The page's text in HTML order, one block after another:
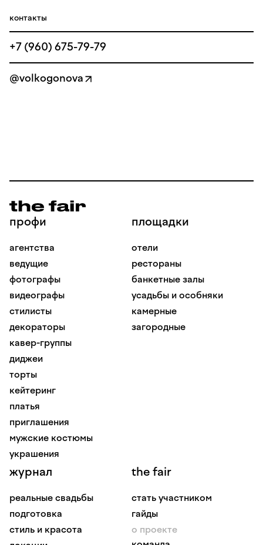
контакты
+7 (960) 675-79-79
@volkogonova
профи
агентства
ведущие
фотографы
видеографы
стилисты
декораторы
кавер-группы
диджеи
торты
кейтеринг
платья
приглашения
мужские костюмы
украшения
площадки
отели
рестораны
банкетные залы
усадьбы и особняки
камерные
загородные
журнал
реальные свадьбы
подготовка
стиль и красота
the fair
стать участником
гайды
о проекте